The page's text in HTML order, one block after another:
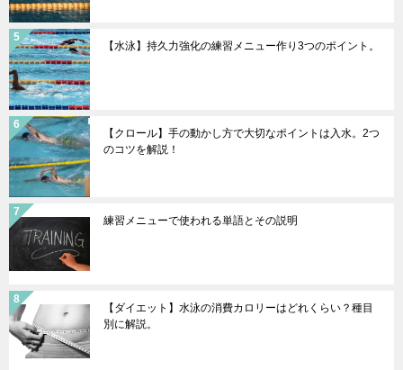
【水泳】持久力強化の練習メニュー作り3つのポイント。
【クロール】手の動かし方で大切なポイントは入水。2つ
のコツを解説！
練習メニューで使われる単語とその説明
【ダイエット】水泳の消費カロリーはどれくらい？種目
別に解説。